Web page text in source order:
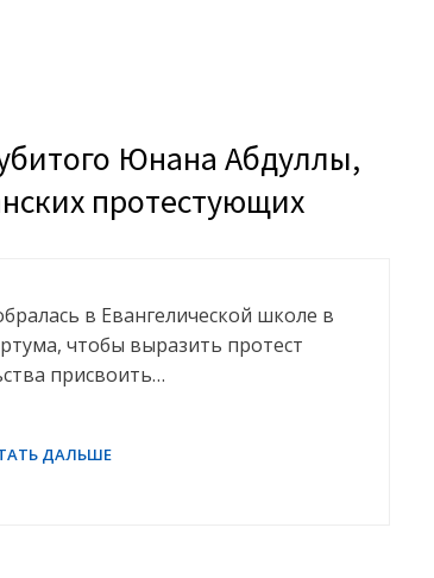
Юнана Абдуллы,
протестующих
в Евангелической школе в
чтобы выразить протест
присвоить…